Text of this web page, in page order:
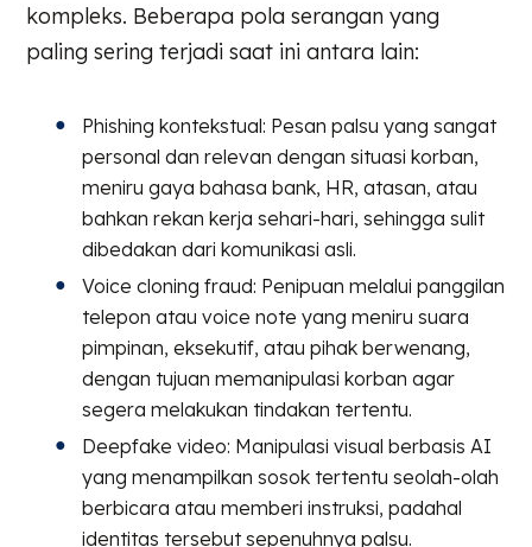
kompleks. Beberapa pola serangan yang
paling sering terjadi saat ini antara lain:
Phishing kontekstual: Pesan palsu yang sangat
personal dan relevan dengan situasi korban,
meniru gaya bahasa bank, HR, atasan, atau
bahkan rekan kerja sehari-hari, sehingga sulit
dibedakan dari komunikasi asli.
Voice cloning fraud: Penipuan melalui panggilan
telepon atau voice note yang meniru suara
pimpinan, eksekutif, atau pihak berwenang,
dengan tujuan memanipulasi korban agar
segera melakukan tindakan tertentu.
Deepfake video: Manipulasi visual berbasis AI
yang menampilkan sosok tertentu seolah-olah
berbicara atau memberi instruksi, padahal
identitas tersebut sepenuhnya palsu.